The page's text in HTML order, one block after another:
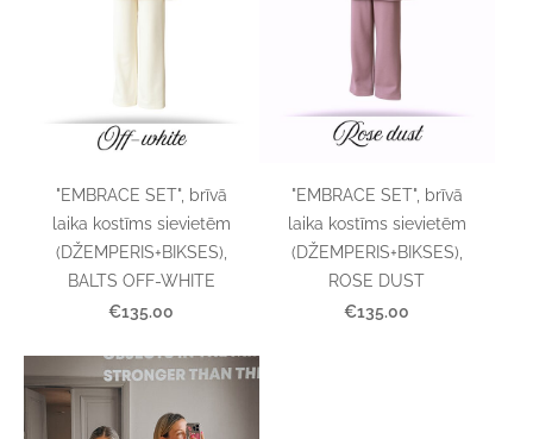
"EMBRACE SET", brīvā
laika kostīms sievietēm
(DŽEMPERIS+BIKSES),
BALTS OFF-WHITE
€135.00
"EMBRACE SET", brīvā
laika kostīms sievietēm
(DŽEMPERIS+BIKSES),
ROSE DUST
€135.00